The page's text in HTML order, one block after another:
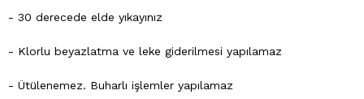
- 30 derecede elde yıkayınız
- Klorlu beyazlatma ve leke giderilmesi yapılamaz
- Ütülenemez. Buharlı işlemler yapılamaz